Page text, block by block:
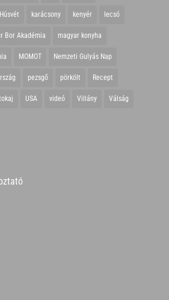
Húsvét karácsony kenyér lecsó
Bor Akadémia magyar konyha
MOMOT Nemzeti Gulyás Nap
pezsgő pörkölt Recept
USA videó Villány Válság